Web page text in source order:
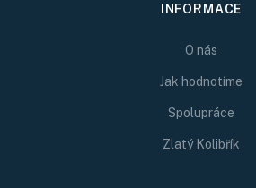
INFORMACE
O nás
Jak hodnotíme
Spolupráce
Zlatý Kolibřík